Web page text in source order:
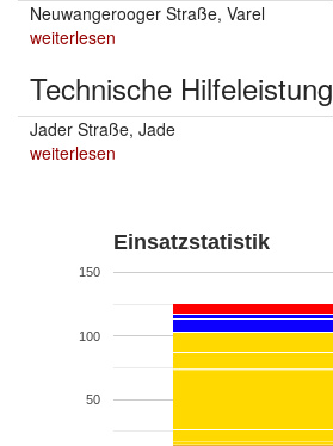
Neuwangerooger Straße, Varel
weiterlesen
Technische Hilfeleistung
Jader Straße, Jade
weiterlesen
Einsatzstatistik
50
100
150